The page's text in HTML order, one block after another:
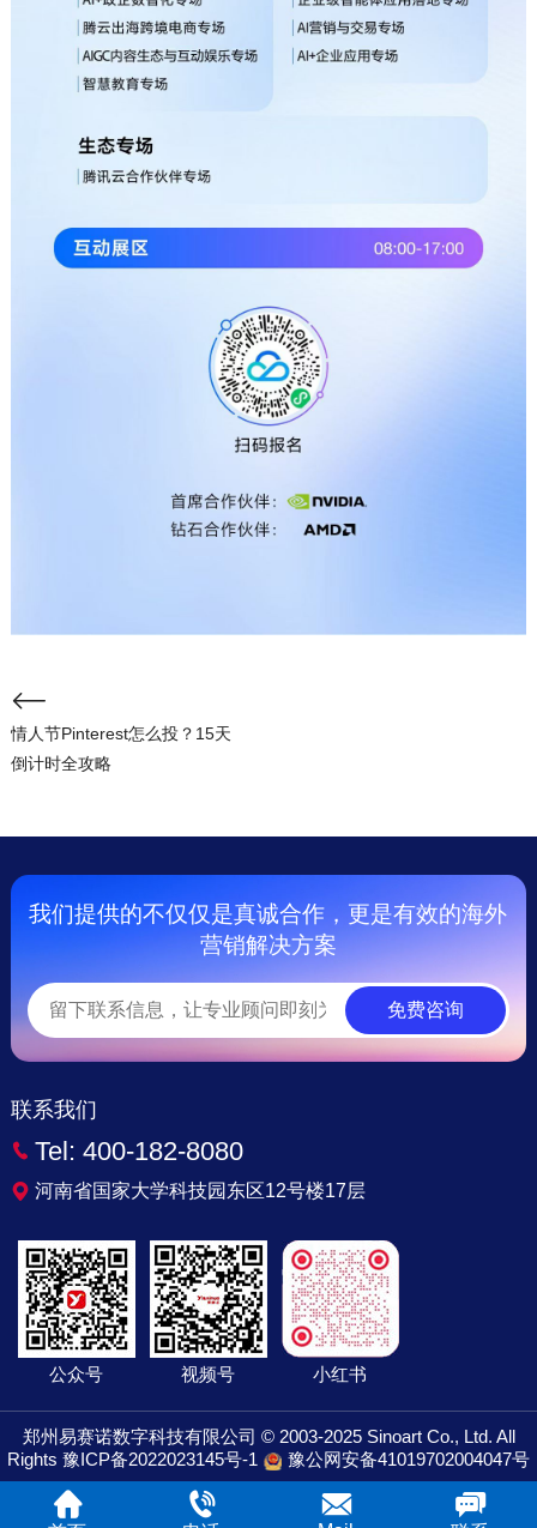
情人节Pinterest怎么投？15天
倒计时全攻略
我们提供的不仅仅是真诚合作，更是有效的海外
营销解决方案
免费咨询
联系我们
Tel: 400-182-8080
河南省国家大学科技园东区12号楼17层
公众号 视频号 小红书
郑州易赛诺数字科技有限公司 © 2003-2025 Sinoart Co., Ltd. All
Rights 豫ICP备2022023145号-1 豫公网安备41019702004047号